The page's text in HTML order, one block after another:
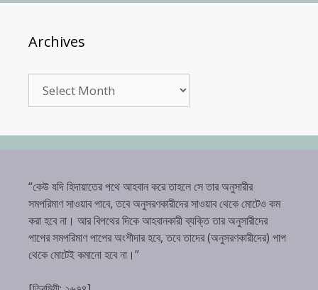
Archives
“কেউ যদি হিদায়াতের পথে আহবান করে তাহলে সে তার অনুসারীর
সমপরিমাণ সাওয়াব পাবে, তবে অনুসরণকারীদের সাওয়াব থেকে মোটেও কম
করা হবে না। আর বিপথের দিকে আহবানকারী ব্যক্তি তার অনুসারীদের
পাপের সমপরিমাণ পাপের অংশীদার হবে, তবে তাদের (অনুসরণকারীদের) পাপ
থেকে মোটেই কমানো হবে না।”